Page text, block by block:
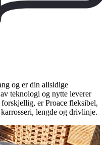
og er din allsidige
teknologi og nytte leverer
er Proace fleksibel,
lengde og drivlinje.